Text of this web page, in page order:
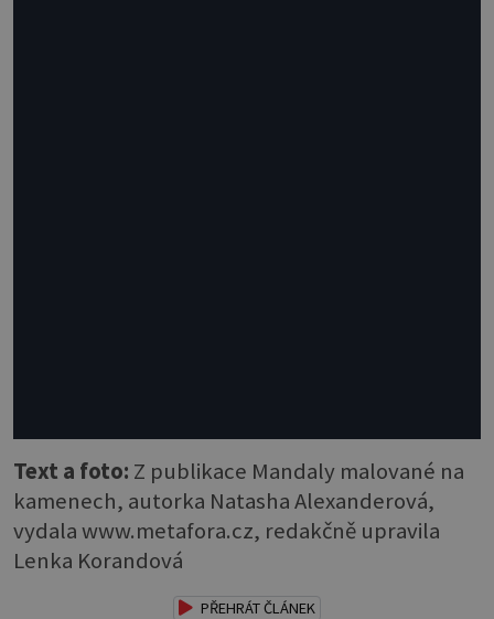
Text a foto: Z publikace Mandaly malované na
kamenech, autorka Natasha Alexanderová,
vydala www.metafora.cz, redakčně upravila
Lenka Korandová
PŘEHRÁT ČLÁNEK